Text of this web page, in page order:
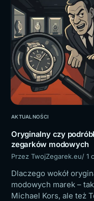
AKTUALNOŚCI
Oryginalny czy
zegarków modowych
Przez TwojZegarek.eu/ 1
Dlaczego wokół
modowych marek –
Michael Kors, ale też